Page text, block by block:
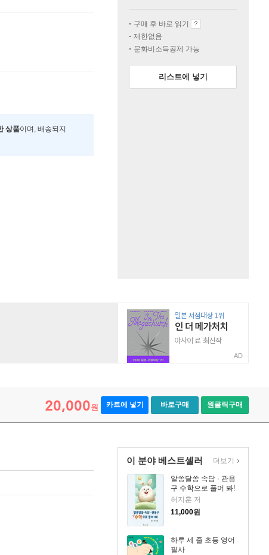
상품이며, 배송되지
구매 후 바로 읽기
제한없음
문화비소득공제 가능
리스트에 넣기
AD
20,000원 카트에 넣기 바로구매 원클릭구매
이 분야 베스트셀러
알쏭달쏭 속담 · 관용
구 수학으로 풀어 봐!
허지훈 저
11,000원
하루 세 줄 초등 영어
필사
더보기